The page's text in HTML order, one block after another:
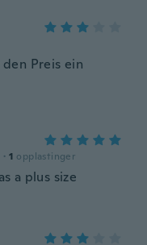
Preis ein
· 1 opplastinger
a plus size